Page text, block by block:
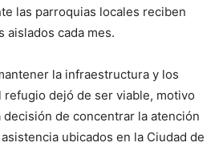
las parroquias locales reciben
aislados cada mes.
la infraestructura y los
dejó de ser viable, motivo
de concentrar la atención
ubicados en la Ciudad de